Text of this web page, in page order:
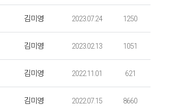
김미영 2023.07.24 1250
김미영 2023.02.13 1051
김미영 2022.11.01 621
김미영 2022.07.15 8660